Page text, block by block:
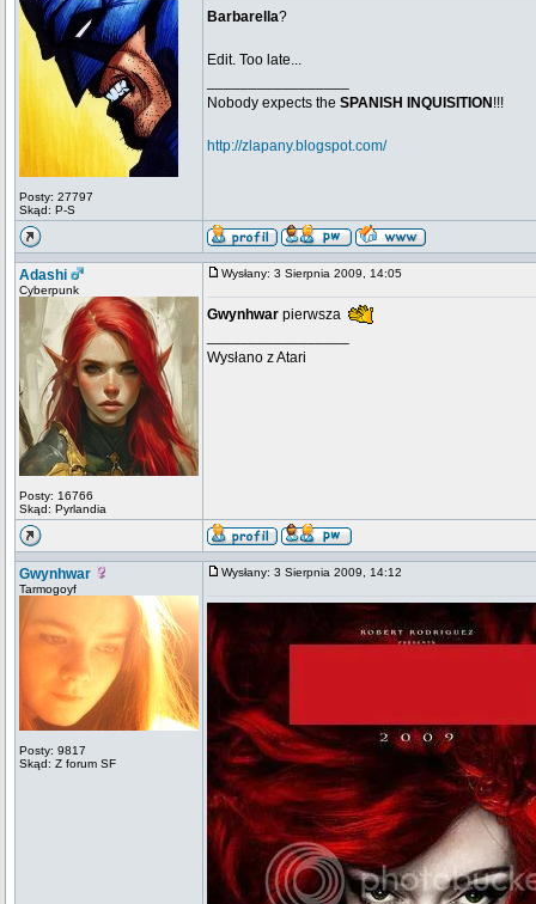
Posty: 27797
Skąd: P-S
Barbarella?
Edit. Too late...
Nobody expects the SPANISH INQUISITION !!!
http://zlapany.blogspot.com/
Adashi
Cyberpunk
Posty: 16766
Skąd: Pyrlandia
Wysłany: 3 Sierpnia 2009, 14:05
Gwynhwar pierwsza
Wysłano z Atari
Gwynhwar
Tarmogoyf
Posty: 9817
Skąd: Z forum SF
Wysłany: 3 Sierpnia 2009, 14:12